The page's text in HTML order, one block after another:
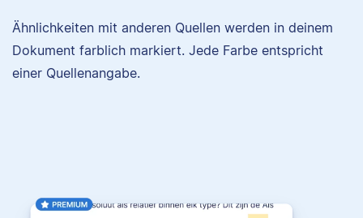
Ähnlichkeiten mit anderen Quellen werden in deinem
Dokument farblich markiert. Jede Farbe entspricht
einer Quellenangabe.